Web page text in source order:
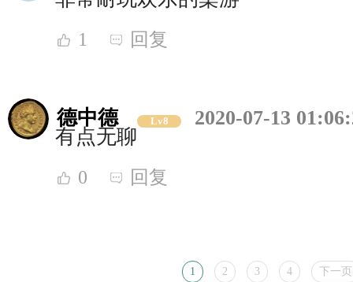
1 回复
德中德 Lv8
2020-07-13
有点无聊
0 回复
1 2 3 4 下一页